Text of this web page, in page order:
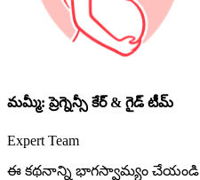
మమ్మీ: ప్రెగ్నెన్సీ కేర్ & గైడ్ టీమ్
Expert Team
ఈ కథనాన్ని భాగస్వామ్యం చేయండి